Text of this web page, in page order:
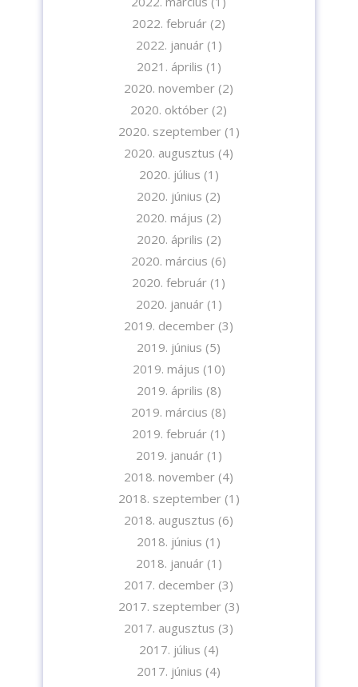
2022. február (2)
2022. január(1)
2021. április (1)
2020. november (2)
2020. október (2)
2020. szeptember(1)
2020. augusztus (4)
2020. július (1)
2020. június (2)
2020. május (2)
2020. április (2)
2020. március (6)
2020. február (1)
2020. január(1)
2019. december (3)
2019. június (5)
2019. május (10)
2019. április (8)
2019. március (8)
2019. február (1)
2019. január(1)
2018. november (4)
2018. szeptember(1)
2018. augusztus (6)
2018. június (1)
2018. január(1)
2017. december (3)
2017. szeptember(3)
2017. augusztus (3)
2017. július (4)
2017. június (4)
Adatvédelmi tájékoztatót.